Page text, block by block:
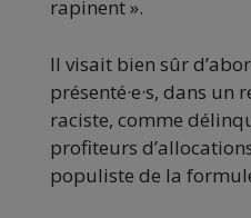
rapinent ».
Il visait bien sûr
présenté·e·s, dans
raciste, comme
profiteurs
populiste de la